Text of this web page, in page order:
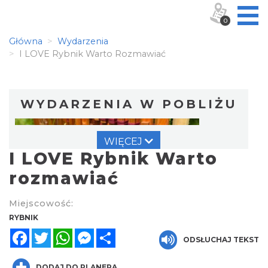
Główna
Wydarzenia
I LOVE Rybnik Warto Rozmawiać
WYDARZENIA W POBLIŻU
Warsztat gry na flecie indiańskim –
pierwsze kroki w świecie melodii
Rybnik
WIĘCEJ
I LOVE Rybnik Warto
rozmawiać
Miejscowość:
RYBNIK
FacebookTwitterWhatsAppMessenger
ODSŁUCHAJ TEKST
0